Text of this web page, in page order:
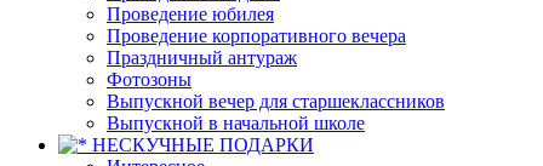
Проведение юбилея
Проведение корпоративного вечера
Праздничный антураж
Фотозоны
Выпускной вечер для старшеклассников
Выпускной в начальной школе
НЕСКУЧНЫЕ ПОДАРКИ